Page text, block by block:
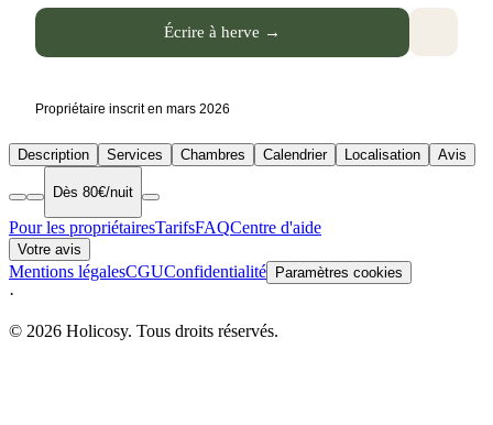
Écrire à herve →
Propriétaire inscrit en mars 2026
Description Services Chambres Calendrier Localisation Avis
Dès 80€/nuit
Pour les propriétairesTarifsFAQCentre d'aide
Votre avis
Mentions légalesCGUConfidentialité Paramètres cookies
·
© 2026 Holicosy. Tous droits réservés.